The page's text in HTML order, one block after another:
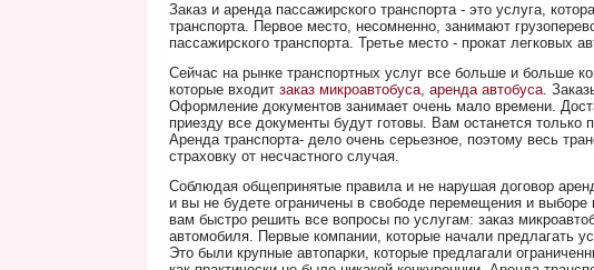
Заказ и аренда пассажирского транспорта - это услуга,
транспорта. Первое место, несомненно, занимают
пассажирского транспорта. Третье место - прокат легковых
Сейчас на рынке транспортных услуг все больше и больше
которые входит заказ микроавтобуса, аренда автобуса.
Оформление документов занимает очень мало времени.
приезду все документы будут готовы. Вам останется только
Аренда транспорта- дело очень серьезное, поэтому весь
страховку от несчастного случая.
Соблюдая общепринятые правила и не нарушая договор
и вы не будете ограничены в свободе перемещения и выборе
вам быстро решить все вопросы по услугам: заказ
автомобиля. Первые компании, которые начали предлагать
Это были крупные автопарки, которые предлагали